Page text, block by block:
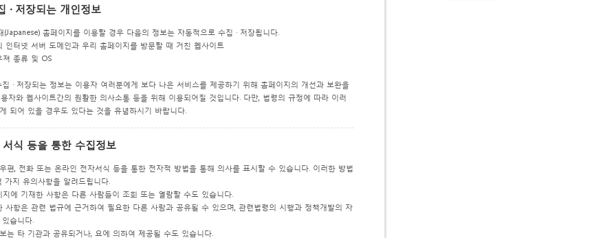
· 저장되는 개인정보
(Japanese) 홈페이지를 이용할 경우 다음의 정보는 자동적으로 수집 · 저장됩니다.
인터넷 서버 도메인과 우리 홈페이지를 방문할 때 거친 웹사이트
져 종류 및 OS
· 저장되는 정보는 이용자 여러분에게 보다 나은 서비스를 제공하기 위해 홈페이지의 개선과 보완을
자와 웹사이트간의 원활한 의사소통 등을 위해 이용되어질 것입니다. 다만, 법령의 규정에 따라 이러
되어 있을 경우도 있다는 것을 유념하시기 바랍니다.
식 등을 통한 수집정보
편, 전화 또는 온라인 전자서식 등을 통한 전자적 방법을 통해 의사를 표시할 수 있습니다. 이러한 방법
가지 유의사항을 알려드립니다.
에 기재한 사항은 다른 사람들이 조회 또는 열람할 수도 있습니다.
사항은 관련 법규에 근거하여 필요한 다른 사람과 공유될 수 있으며, 관련법령의 시행과 정책개발의 자
습니다.
는 타 기관과 공유되거나, 요에 의하여 제공될 수도 있습니다.